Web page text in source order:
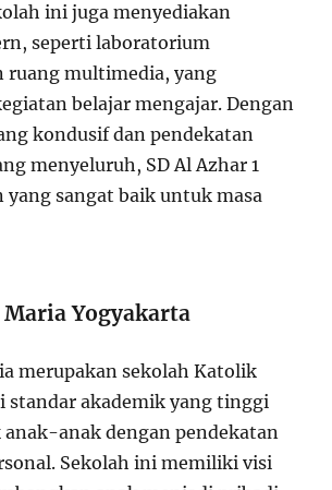
ini juga menyediakan
seperti laboratorium
ruang multimedia, yang
belajar mengajar. Dengan
kondusif dan pendekatan
menyeluruh, SD Al Azhar 1
yang sangat baik untuk masa
Maria Yogyakarta
merupakan sekolah Katolik
standar akademik yang tinggi
anak dengan pendekatan
Sekolah ini memiliki visi